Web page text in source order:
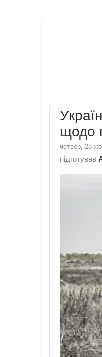
щодо
четвер, 28
підготував